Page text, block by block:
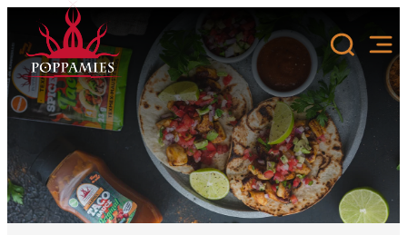
content